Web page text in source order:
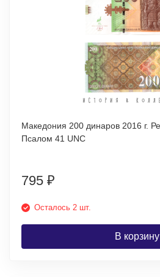
Македония 200 динаров 2016 г.
Псалом 41 UNC
795 ₽
Осталось 2 шт.
В корзину